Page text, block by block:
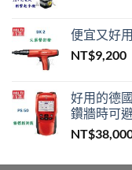
便宜又好
NT$9,200
好用的德
鑽牆時可
NT$